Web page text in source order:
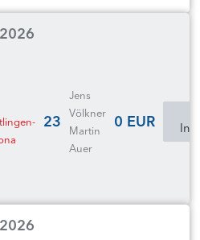
23
Jens
Völkner
Martin
Auer
0 EUR